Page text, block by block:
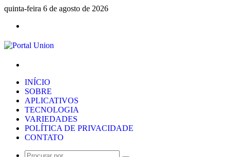
quinta-feira 6 de agosto de 2026
INÍCIO
SOBRE
APLICATIVOS
TECNOLOGIA
VARIEDADES
POLÍTICA DE PRIVACIDADE
CONTATO